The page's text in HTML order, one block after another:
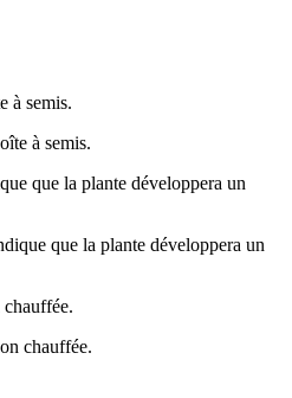
à semis.
que la plante développera un
chauffée.